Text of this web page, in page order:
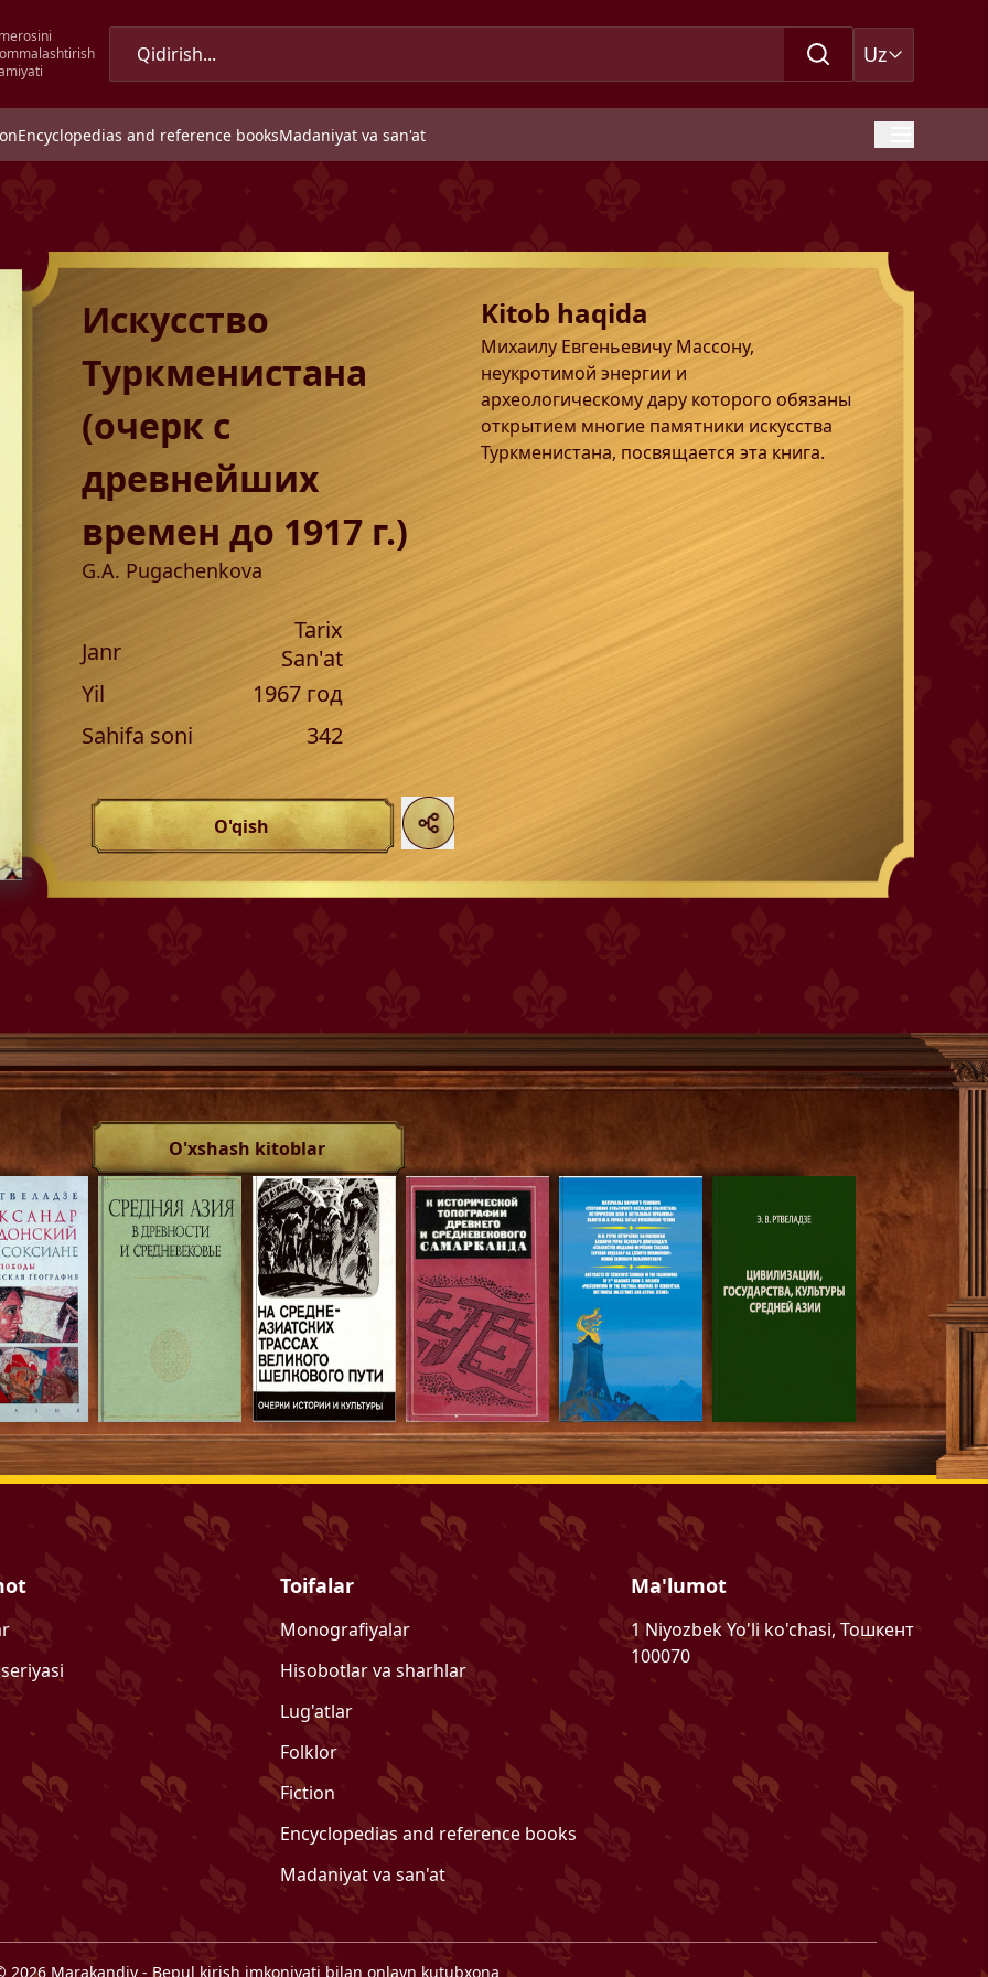
Uz
Encyclopedias and reference booksMadaniyat va san'at
Искусство
Туркменистана
(очерк с
древнейших
времен до 1917 г.)
G.A. Pugachenkova
Janr
Tarix
San'at
Yil
1967год
Sahifa soni
342
O'qish
Kitob haqida
Михаилу Евгеньевичу Массону,
неукротимой энергии и
археологическому дару которого обязаны
открытием многие памятники искусства
Туркменистана, посвящается эта книга.
O'xshash kitoblar
Toifalar
Monografiyalar
Hisobotlar va sharhlar
Lug'atlar
Folklor
Fiction
Encyclopedias and reference books
Madaniyat va san'at
Ma'lumot
1 Niyozbek Yo'li ko'chasi, Тошкент
100070
2026 Marakandiy- Bepul kirish imkoniyati bilan onlayn kutubxona